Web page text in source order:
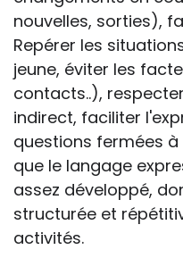
nouvelles, sorties),
Repérer les
jeune, éviter les
contacts..),
indirect, faciliter
questions fermées
que le langage
assez développé,
structurée et
activités.